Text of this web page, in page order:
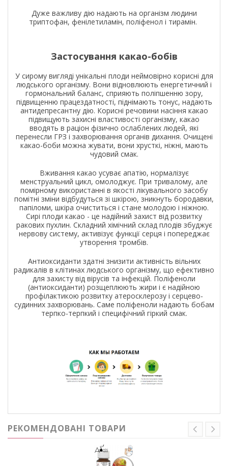
Дуже важливу дію надають на організм людини
триптофан, фенілетиламін, поліфенол і тирамін.
Застосування какао-бобів
У сирому вигляді унікальні плоди неймовірно корисні для
людського організму. Вони відновлюють енергетичний і
гормональний баланс, сприяють поліпшенню зору,
підвищенню працездатності, піднімають тонус, надають
антидепресантну дію. Корисні речовини насіння какао
підвищують захисні властивості організму, какао
вводять в раціон фізично ослаблених людей, які
перенесли ГРЗ і захворювання органів дихання. Очищені
какао-боби можна жувати, вони хрусткі, ніжні, мають
чудовий смак.
Вживання какао усуває апатію, нормалізує
менструальний цикл, омолоджує. При тривалому, але
помірному використанні в якості лікувального засобу
помітні зміни відбудуться зі шкірою, зникнуть бородавки,
папіломи, шкіра очиститься і стане молодою і ніжною.
Сирі плоди какао - це надійний захист від розвитку
ракових пухлин. Складний хімічний склад плодів збуджує
нервову систему, активізує функції серця і попереджає
утворення тромбів.
Антиоксиданти здатні знизити активність вільних
радикалів в клітинах людського організму, що ефективно
для захисту від вірусів та інфекцій. Поліфеноли
(антиоксиданти) розщеплюють жири і є надійною
профілактикою розвитку атеросклерозу і серцево-
судинних захворювань. Саме поліфеноли надають бобам
терпко-терпкий і специфічний гіркий смак.
РЕКОМЕНДОВАНІ ТОВАРИ